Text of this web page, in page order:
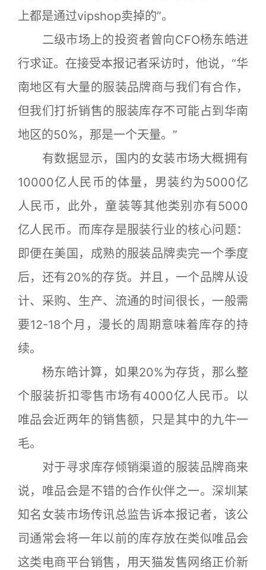
上都是通过vipshop卖掉的”。
二级市场上的投资者曾向CFO杨东皓进
行求证。在接受本报记者采访时，他说，“华
南地区有大量的服装品牌商与我们有合作，
但我们打折销售的服装库存不可能占到华南
地区的50%，那是一个天量。”
有数据显示，国内的女装市场大概拥有
10000亿人民币的体量，男装约为5000亿
人民币，此外，童装等其他类别亦有5000
亿人民币。而库存是服装行业的核心问题：
即便在美国，成熟的服装品牌卖完一个季度
后，还有20%的存货。并且，一个品牌从设
计、采购、生产、流通的时间很长，一般需
要12-18个月，漫长的周期意味着库存的持
续。
杨东皓计算，如果20%为存货，那么整
个服装折扣零售市场有4000亿人民币。以
唯品会近两年的销售额，只是其中的九牛一
毛。
对于寻求库存倾销渠道的服装品牌商来
说，唯品会是不错的合作伙伴之一。深圳某
知名女装市场传讯总监告诉本报记者，该公
司通常会将一年以前的库存放在类似唯品会
这类电商平台销售，用天猫发售网络正价新